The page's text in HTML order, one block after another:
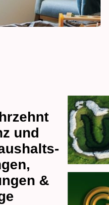
und
&